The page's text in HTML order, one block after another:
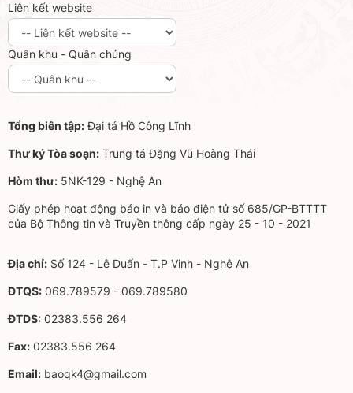
Liên kết website
Quân khu - Quân chủng
Tổng biên tập:Đại tá Hồ Công Lĩnh
Thư ký Tòa soạn: Trung tá Đặng Vũ Hoàng Thái
Hòm thư: 5NK-129 - Nghệ An
Giấy phép hoạt động báo in và báo điện tử số 685/GP-BTTTT
của Bộ Thông tin và Truyền thông cấp ngày 25 - 10 - 2021
Địa chỉ: Số 124 - Lê Duẩn - T.P Vinh - Nghệ An
ĐTQS: 069.789579 - 069.789580
ĐTDS: 02383.556 264
Fax: 02383.556 264
Email: baoqk4@gmail.com